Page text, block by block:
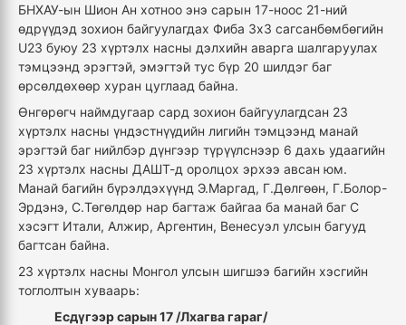
БНХАУ-ын Шион Ан хотноо энэ сарын 17-ноос 21-ний
өдрүүдэд зохион байгуулагдах Фиба 3х3 сагсанбөмбөгийн
U23 буюу 23 хүртэлх насны дэлхийн аварга шалгаруулах
тэмцээнд эрэгтэй, эмэгтэй тус бүр 20 шилдэг баг
өрсөлдөхөөр хуран цуглаад байна.
Өнгөрөгч наймдугаар сард зохион байгуулагдсан 23
хүртэлх насны үндэстнүүдийн лигийн тэмцээнд манай
эрэгтэй баг нийлбэр дүнгээр түрүүлснээр 6 дахь удаагийн
23 хүртэлх насны ДАШТ-д оролцох эрхээ авсан юм.
Манай багийн бүрэлдэхүүнд Э.Маргад, Г.Дөлгөөн, Г.Болор-
Эрдэнэ, С.Төгөлдөр нар багтаж байгаа ба манай баг С
хэсэгт Итали, Алжир, Аргентин, Венесуэл улсын багууд
багтсан байна.
23 хүртэлх насны Монгол улсын шигшээ багийн хэсгийн
тоглолтын хуваарь:
Есдүгээр сарын 17 /Лхагва гараг/